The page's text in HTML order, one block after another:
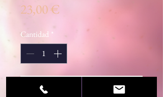
23,00 €
Cantidad *
Agregar al carrito